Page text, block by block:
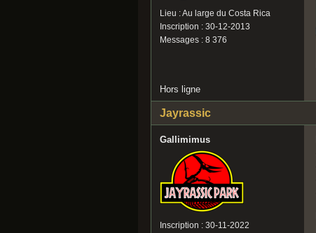
Lieu : Au large du Costa Rica
Inscription : 30-12-2013
Messages : 8 376
Hors ligne
Jayrassic
Gallimimus
Inscription : 30-11-2022